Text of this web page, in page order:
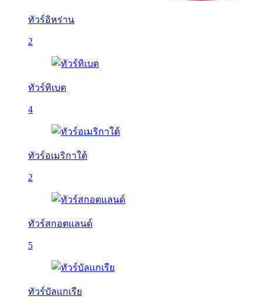
ทัวร์อิหร่าน
2
ทัวร์ทิเบต
4
ทัวร์อเมริกาใต้
2
ทัวร์สกอตแลนด์
5
ทัวร์บัลเเกเรีย